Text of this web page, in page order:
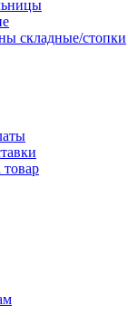
складные/стопки
товар